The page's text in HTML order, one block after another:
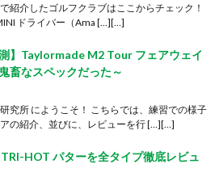
紹介したゴルフクラブはここからチェック！
ドライバー（Ama […][…]
測】Taylormade M2 Tour フェアウェイ
畜なスペックだった～
究所 にようこそ！ こちらでは、練習での様子
の紹介、並びに、レビューを行 […][…]
HOT パターを全タイプ徹底レビュ